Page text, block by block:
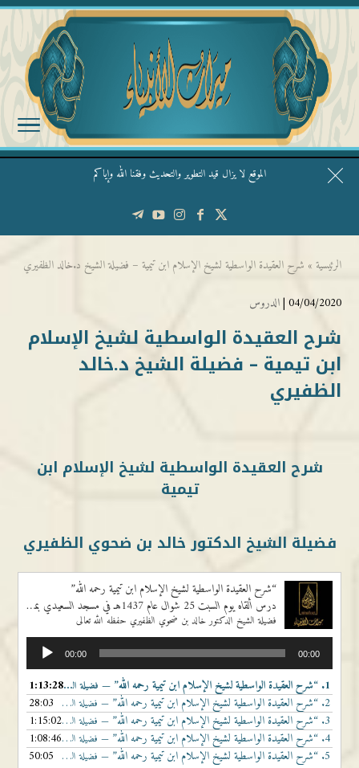
الموقع لا يزال قيد التطوير والتحديث وفقنا الله وإياكم
قال الشيخ ربيع وفقه الله: نحن ليس عندنا تقديس الأشخاص
الرئيسية » شرح العقيدة الواسطية لشيخ الإسلام ابن تيمية – فضيلة الشيخ د.خالد الظفيري
04/04/2020 | الدروس
شرح العقيدة الواسطية لشيخ الإسلام
ابن تيمية – فضيلة الشيخ د.خالد
الظفيري
شرح العقيدة الواسطية لشيخ الإسلام ابن
تيمية
فضيلة الشيخ الدكتور خالد بن ضحوي الظفيري
“شرح العقيدة الواسطية لشيخ الإسلام ابن تيمية رحمه الله”
درس ألقاه يوم السبت 25 شوال عام 1437هـ في مسجد السعيدي بمدينة الجهراء في الكويت، ونقل مباشرا على إذاعة موقع ميراث الأنبياء
فضيلة الشيخ الدكتور خالد بن ضحوي الظفيري حفظه الله تعالى
الصوت
00:00 00:00
1. “شرح العقيدة الواسطية لشيخ الإسلام ابن تيمية رحمه الله” — فضيلة الشيخ الدكتور خالد بن ضحوي الظفيري حفظه الله تعالى 1:13:28
2. “شرح العقيدة الواسطية لشيخ الإسلام ابن تيمية رحمه الله” — فضيلة الشيخ الدكتور خالد بن ضحوي الظفيري حفظه الله تعالى
28:03
3. “شرح العقيدة الواسطية لشيخ الإسلام ابن تيمية رحمه الله” — فضيلة الشيخ الدكتور خالد بن ضحوي الظفيري حفظه الله تعالى
1:15:02
4. “شرح العقيدة الواسطية لشيخ الإسلام ابن تيمية رحمه الله” — فضيلة الشيخ الدكتور خالد بن ضحوي الظفيري حفظه الله تعالى
1:08:46
5. “شرح العقيدة الواسطية لشيخ الإسلام ابن تيمية رحمه الله” — فضيلة الشيخ الدكتور خالد بن ضحوي الظفيري حفظه الله تعالى 50:05